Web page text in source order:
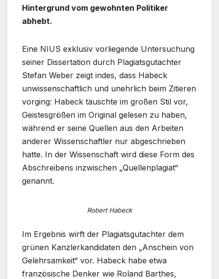
Hintergrund vom gewohnten Politiker
abhebt.
Eine NIUS exklusiv vorliegende Untersuchung
seiner Dissertation durch Plagiatsgutachter
Stefan Weber zeigt indes, dass Habeck
unwissenschaftlich und unehrlich beim Zitieren
vorging: Habeck täuschte im großen Stil vor,
Geistesgrößen im Original gelesen zu haben,
während er seine Quellen aus den Arbeiten
anderer Wissenschaftler nur abgeschrieben
hatte. In der Wissenschaft wird diese Form des
Abschreibens inzwischen „Quellenplagiat“
genannt.
Robert Habeck
Im Ergebnis wirft der Plagiatsgutachter dem
grünen Kanzlerkandidaten den „Anschein von
Gelehrsamkeit“ vor. Habeck habe etwa
französische Denker wie Roland Barthes,